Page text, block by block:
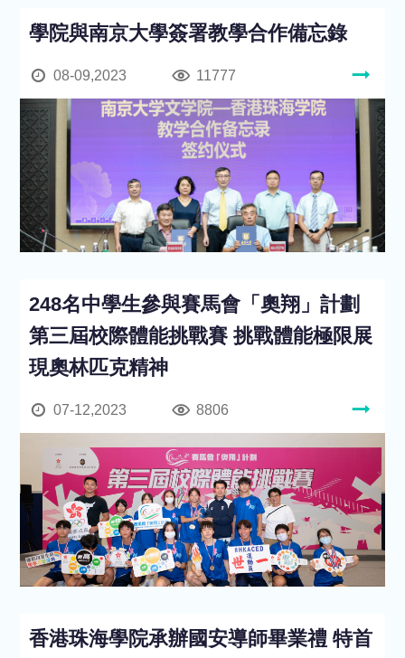
學院與南京大學簽署教學合作備忘錄
08-09,2023 11777
248名中學生參與賽馬會「奧翔」計劃
第三屆校際體能挑戰賽 挑戰體能極限展
現奧林匹克精神
07-12,2023 8806
香港珠海學院承辦國安導師畢業禮 特首